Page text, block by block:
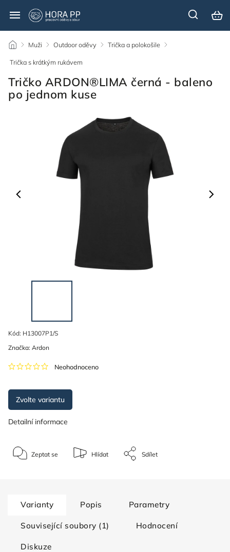
/ Muži / Outdoor oděvy / Trička a polokošile /
Trička s krátkým rukávem
Tričko ARDON®LIMA černá - baleno
po jednom kuse
Kód: H13007P1/S
Neohodnoceno
Značka: Ardon
Zvolte variantu
Detailní informace
Zeptat se Hlídat Sdílet
Varianty Popis Parametry
Související soubory (1) Hodnocení
Diskuze